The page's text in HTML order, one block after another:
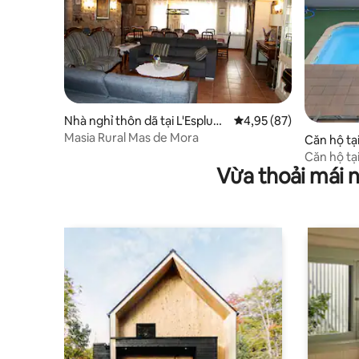
Nhà nghỉ thôn dã tại L'Espluga
de Francolí
Xếp hạng trung bình
4,95 (87)
Masia Rural Mas de Mora
Căn hộ
Vừa thoải mái